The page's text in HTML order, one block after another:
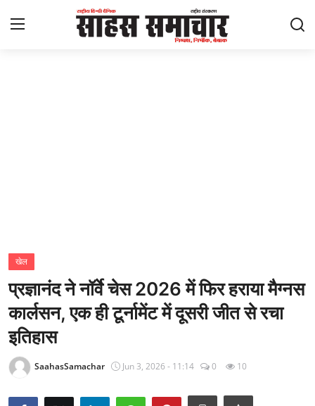
राज्य
अंतराष्ट्रीय
राजनीति
खेल
Epaper
खेल
प्रज्ञानंद ने नॉर्वे चेस 2026 में फिर हराया मैग्नस
कार्लसन, एक ही टूर्नामेंट में दूसरी जीत से रचा
इतिहास
SaahasSamachar Jun 3, 2026 - 11:14 0 10